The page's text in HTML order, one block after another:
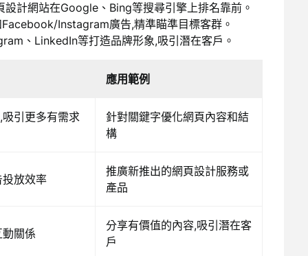
設計網站在Google、Bing等搜尋引擎上排名靠前。
Instagram廣告,精準瞄準目標客群。
、LinkedIn等打造品牌形象,吸引潛在客戶。
應用範例
引更多有需求
針對關鍵字優化網頁內容和結
構
放效率
推廣新推出的網頁設計服務或
產品
關係
分享有價值的內容,吸引潛在客
戶